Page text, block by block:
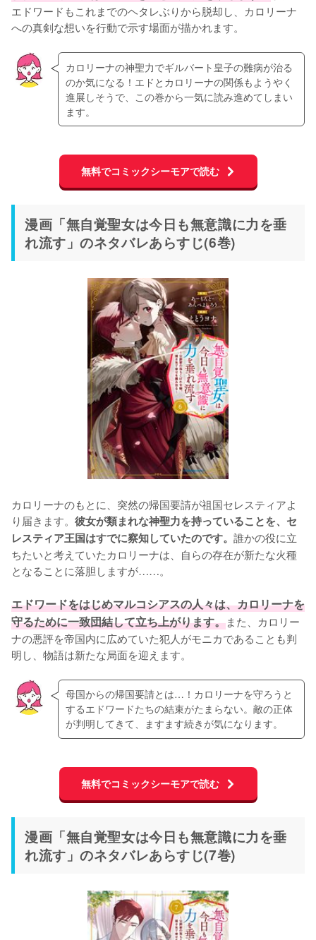
エドワードもこれまでのヘタレぶりから脱却し、カロリーナ
への真剣な想いを行動で示す場面が描かれます。
カロリーナの神聖力でギルバート皇子の難病が治る
のか気になる！エドとカロリーナの関係もようやく
進展しそうで、この巻から一気に読み進めてしまい
ます。
無料でコミックシーモアで読む
漫画「無自覚聖女は今日も無意識に力を垂
れ流す」のネタバレあらすじ(6巻)
カロリーナのもとに、突然の帰国要請が祖国セレスティアよ
り届きます。 彼女が類まれな神聖力を持っていることを、セ
レスティア王国はすでに察知していたのです。 誰かの役に立
ちたいと考えていたカロリーナは、自らの存在が新たな火種
となることに落胆しますが……。
エドワードをはじめマルコシアスの人々は、カロリーナを
守るために一致団結して立ち上がります。また、カロリー
ナの悪評を帝国内に広めていた犯人がモニカであることも判
明し、物語は新たな局面を迎えます。
母国からの帰国要請とは…！カロリーナを守ろうと
するエドワードたちの結束がたまらない。敵の正体
が判明してきて、ますます続きが気になります。
無料でコミックシーモアで読む
漫画「無自覚聖女は今日も無意識に力を垂
れ流す」のネタバレあらすじ(7巻)